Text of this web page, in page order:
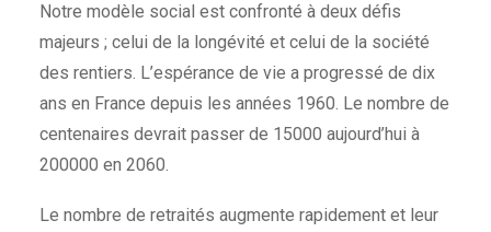
Notre modèle social est confronté à deux défis
majeurs ; celui de la longévité et celui de la société
des rentiers. L’espérance de vie a progressé de dix
ans en France depuis les années 1960. Le nombre de
centenaires devrait passer de 15000 aujourd’hui à
200000 en 2060.
Le nombre de retraités augmente rapidement et leur